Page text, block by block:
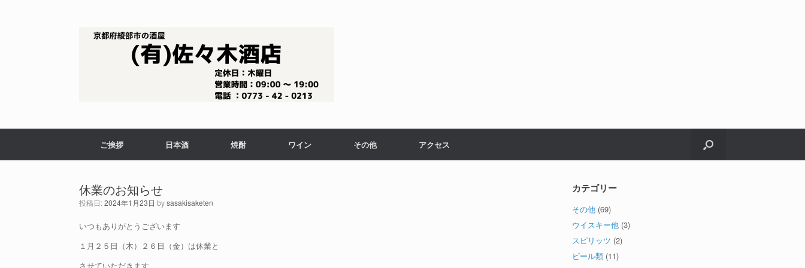
ご挨拶 日本酒 焼酎 ワイン その他 アクセス
休業のお知らせ
投稿日:2024年1月23日 bysasakisaketen
いつもありがとうございます
１月２５日（木）２６日（金）は休業と
させていただきます
カテゴリー
その他 (69)
ウイスキー他 (3)
スピリッツ (2)
ビール類 (11)